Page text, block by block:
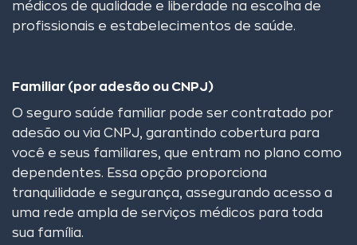
médicos de qualidade e liberdade na escolha de
profissionais e estabelecimentos de saúde.
Familiar (por adesão ou CNPJ)
O seguro saúde familiar pode ser contratado por
adesão ou via CNPJ, garantindo cobertura para
você e seus familiares, que entram no plano como
dependentes. Essa opção proporciona
tranquilidade e segurança, assegurando acesso a
uma rede ampla de serviços médicos para toda
sua família.